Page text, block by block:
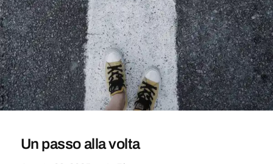
Un passo alla volta